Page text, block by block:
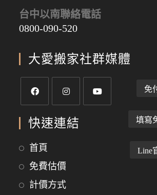
台中以南聯絡電話
0800-090-520
大愛搬家社群媒體
快速連結
首頁
免費估價
計價方式